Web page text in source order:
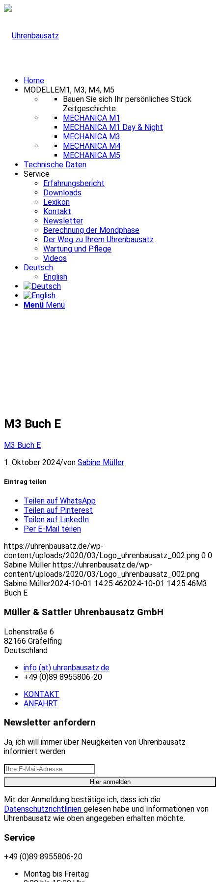
Home
MODELLEM1, M3, M4, M5
Bauen Sie sich Ihr persönliches Stück
Zeitgeschichte.
MECHANICA M1
MECHANICA M1 Day & Night
MECHANICA M3
MECHANICA M4
MECHANICA M5
Technische Daten
Service
Erfahrungsbericht
Downloads
Lexikon
Kontakt
Newsletter
Berechnung der Mondphase
Der Weg zu Ihrem Uhrenbausatz
Wartung und Pflege
Videos
Deutsch
English
Menü Menü
M3 Buch E
M3 Buch E
1. Oktober 2024/von Sabine Müller
Eintrag teilen
Teilen auf WhatsApp
Teilen auf Pinterest
Teilen auf LinkedIn
Per E-Mail teilen
https://uhrenbausatz.de/wp-
content/uploads/2020/03/Logo_uhrenbausatz_002.png 0 0
Sabine Müller https://uhrenbausatz.de/wp-
content/uploads/2020/03/Logo_uhrenbausatz_002.png
Sabine Müller2024-10-01 14:25:462024-10-01 14:25:46 M3
Buch E
Müller & Sattler Uhrenbausatz GmbH
Lohenstraße 6
82166 Gräfelfing
Deutschland
info (at) uhrenbausatz.de
+49 (0)89 8955806-20
KONTAKT
ANFAHRT
Newsletter anfordern
Ja, ich will immer über Neuigkeiten von Uhrenbausatz
informiert werden
Mit der Anmeldung bestätige ich, dass ich die
Datenschutzrichtlinien gelesen habe und Informationen von
Uhrenbausatz wie oben angegeben erhalten möchte.
Service
+49 (0)89 8955806-20
Montag bis Freitag